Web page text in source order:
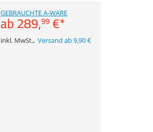
GEBRAUCHTE A-WARE
ab 289,99 €*
inkl. MwSt.,Versand ab 9,90 €